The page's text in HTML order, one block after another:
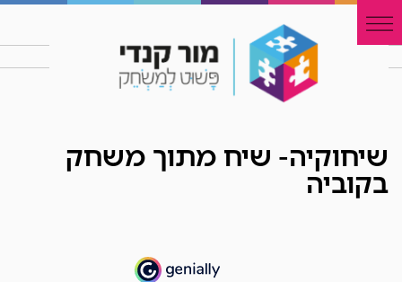
שיחוקיה- שיח מתוך משחק
בקוביה